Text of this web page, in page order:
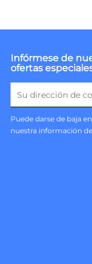
Infórmese de
ofertas
Puede darse de baja
nuestra información